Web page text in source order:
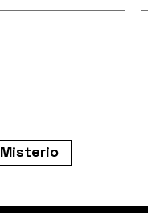
Misterio